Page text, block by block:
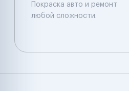
Покраска авто и ремонт
любой сложности.